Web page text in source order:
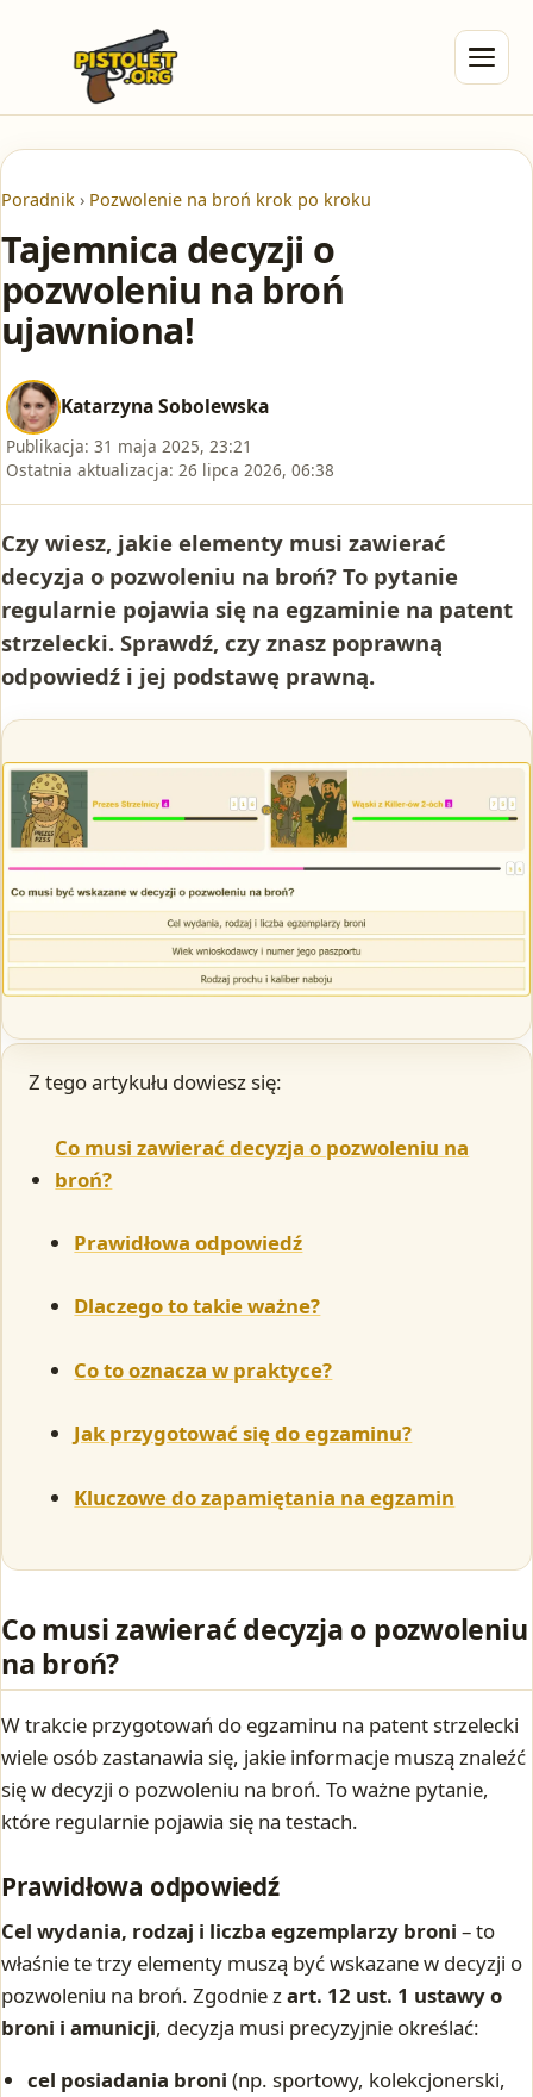
Poradnik › Pozwolenie na broń krok po kroku
Tajemnica decyzji o
pozwoleniu na broń
ujawniona!
Katarzyna Sobolewska
Publikacja: 31 maja 2025, 23:21
Ostatnia aktualizacja: 26 lipca 2026, 06:38
Czy wiesz, jakie elementy musi zawierać
decyzja o pozwoleniu na broń? To pytanie
regularnie pojawia się na egzaminie na patent
strzelecki. Sprawdź, czy znasz poprawną
odpowiedź i jej podstawę prawną.
Z tego artykułu dowiesz się:
Co musi zawierać decyzja o pozwoleniu na
broń?
Prawidłowa odpowiedź
Dlaczego to takie ważne?
Co to oznacza w praktyce?
Jak przygotować się do egzaminu?
Kluczowe do zapamiętania na egzamin
Co musi zawierać decyzja o pozwoleniu
na broń?
W trakcie przygotowań do egzaminu na patent strzelecki
wiele osób zastanawia się, jakie informacje muszą znaleźć
się w decyzji o pozwoleniu na broń. To ważne pytanie,
które regularnie pojawia się na testach.
Prawidłowa odpowiedź
Cel wydania, rodzaj i liczba egzemplarzy broni – to
właśnie te trzy elementy muszą być wskazane w decyzji o
pozwoleniu na broń. Zgodnie zart. 12 ust. 1 ustawy o
broni i amunicji, decyzja musi precyzyjnie określać:
cel posiadania broni (np. sportowy, kolekcjonerski,